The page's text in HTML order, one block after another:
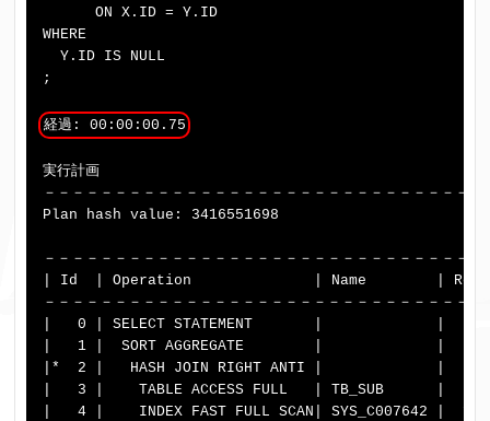
      ON X.ID = Y.ID
WHERE
  Y.ID IS NULL
;
経過: 00:00:00.75
実行計画
－－－－－－－－－－－－－－－－－－－－－－－－－－－－－－
Plan hash value: 3416551698
－－－－－－－－－－－－－－－－－－－－－－－－－－－－－－
| Id  | Operation              | Name        | Rows  |
－－－－－－－－－－－－－－－－－－－－－－－－－－－－－－
|   0 | SELECT STATEMENT       |             |
|   1 |  SORT AGGREGATE        |
|*  2 |   HASH JOIN RIGHT ANTI |             |
|   3 |    TABLE ACCESS FULL   | TB_SUB      |
|   4 |    INDEX FAST FULL SCAN|